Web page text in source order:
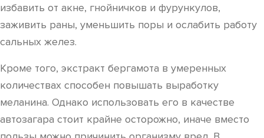
избавить от акне, гнойничков и фурункулов,
заживить раны, уменьшить поры и ослабить работу
сальных желез.
Кроме того, экстракт бергамота в умеренных
количествах способен повышать выработку
меланина. Однако использовать его в качестве
автозагара стоит крайне осторожно, иначе вместо